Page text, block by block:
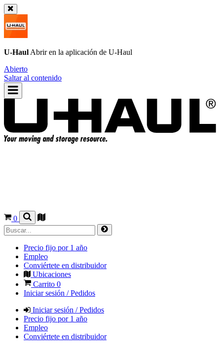
U-Haul Abrir en la aplicación de U-Haul
Abierto
Saltar al contenido
0
Precio fijo por 1 año
Empleo
Conviértete en distribuidor
Ubicaciones
Carrito 0
Iniciar sesión / Pedidos
Iniciar sesión / Pedidos
Precio fijo por 1 año
Empleo
Conviértete en distribuidor